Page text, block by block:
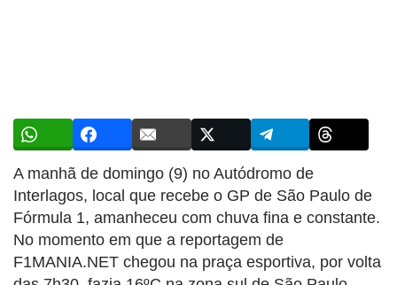
A manhã de domingo (9) no Autódromo de
Interlagos, local que recebe o GP de São Paulo de
Fórmula 1, amanheceu com chuva fina e constante.
No momento em que a reportagem de
F1MANIA.NET chegou na praça esportiva, por volta